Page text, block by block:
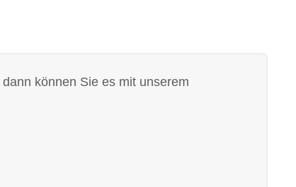
können Sie es mit unserem